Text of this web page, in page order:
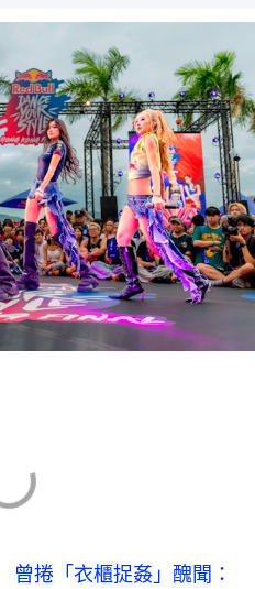
捲「衣櫃捉姦」醜聞：